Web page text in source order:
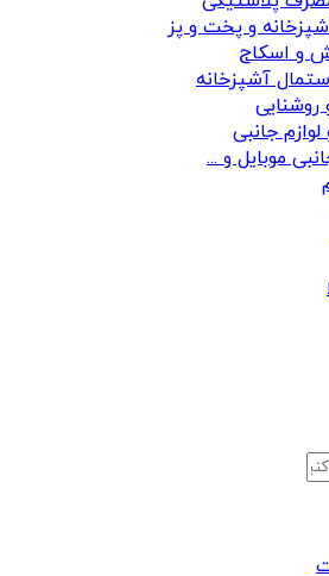
و پخت و پز
و اسکاج
آشپزخانه
روشنایی
جانبی
موبایل و ...